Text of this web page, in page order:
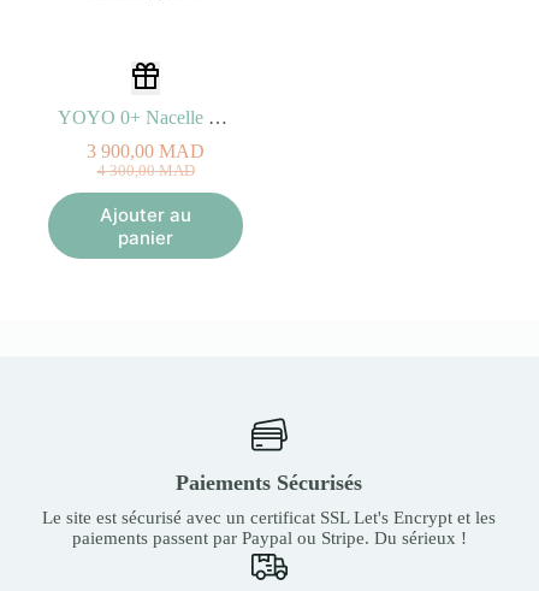
YOYO 0+ Nacelle couffin Ginger
4 300,00MAD
Le
prix
initial
était :
4
3 900,00 MAD
Le
prix
actuel
est :
3
Ajouter au
panier
Paiements Sécurisés
Le site est sécurisé avec un certificat SSL Let's Encrypt et les
paiements passent par Paypal ou Stripe. Du sérieux !